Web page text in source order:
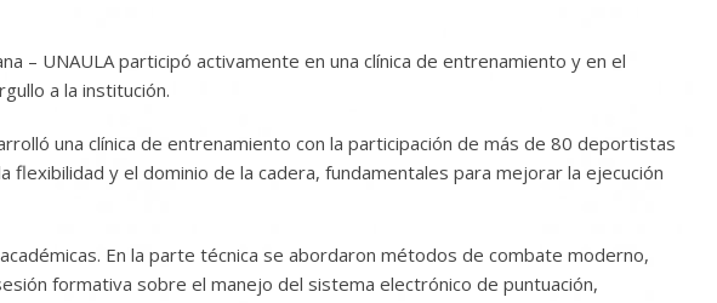
– UNAULA participó activamente en una clínica de entrenamiento y en el
a la institución.
una clínica de entrenamiento con la participación de más de 80 deportistas
y el dominio de la cadera, fundamentales para mejorar la ejecución
En la parte técnica se abordaron métodos de combate moderno,
formativa sobre el manejo del sistema electrónico de puntuación,